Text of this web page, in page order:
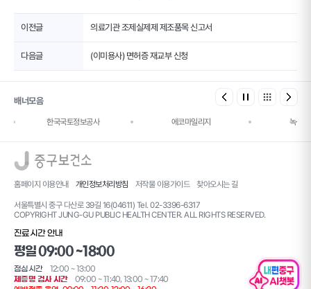
이전글 의료기관 조제실제제 제조품목 신고서
다음글 (이미용사) 면허증 재교부 신청
배너모음
한국국토정보공사 에코마일리지 녹색건
홈페이지 이용안내 개인정보처리방침 저작물 이용가이드 찾아오시는 길
서울특별시 중구 다산로 39길 16(04611) Tel. 02-3396-6317
COPYRIGHT JUNG-GU PUBLIC HEALTH CENTER. ALL RIGHTS RESERVED.
진료시간 안내
평일 09:00 ~18:00
점심시간
12:00 ~ 13:00
제증명 검사 시간
09:00 ~ 11:40, 13:00 ~ 17:40